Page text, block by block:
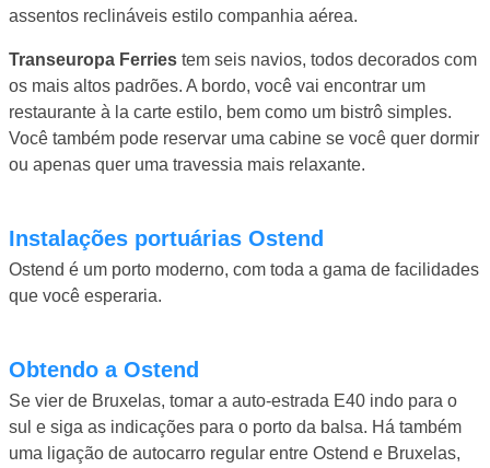
assentos reclináveis ​​estilo companhia aérea.
Transeuropa Ferries tem seis navios, todos decorados com
os mais altos padrões. A bordo, você vai encontrar um
restaurante à la carte estilo, bem como um bistrô simples.
Você também pode reservar uma cabine se você quer dormir
ou apenas quer uma travessia mais relaxante.
instalações portuárias Ostend
Ostend é um porto moderno, com toda a gama de facilidades
que você esperaria.
Obtendo a Ostend
Se vier de Bruxelas, tomar a auto-estrada E40 indo para o
sul e siga as indicações para o porto da balsa. Há também
uma ligação de autocarro regular entre Ostend e Bruxelas,